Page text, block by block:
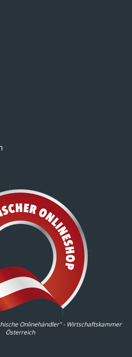
Onlinehändler" - Wirtschaftskammer
Österreich